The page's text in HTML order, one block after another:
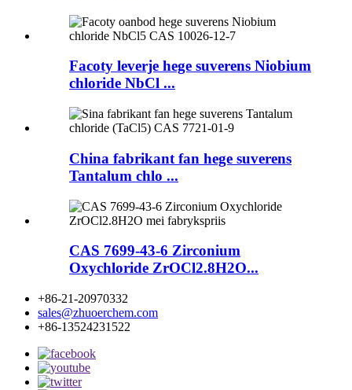
Facoty leverje hege suverens Niobium
chloride NbCl ...
China fabrikant fan hege suverens
Tantalum chlo ...
CAS 7699-43-6 Zirconium
Oxychloride ZrOCl2.8H2O...
+86-21-20970332
sales@zhuoerchem.com
+86-13524231522